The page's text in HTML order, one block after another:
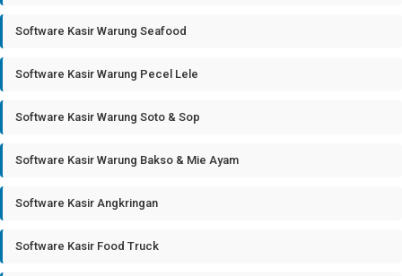
Software Kasir Warung Seafood
Software Kasir Warung Pecel Lele
Software Kasir Warung Soto & Sop
Software Kasir Warung Bakso & Mie Ayam
Software Kasir Angkringan
Software Kasir Food Truck